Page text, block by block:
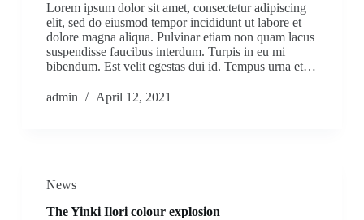
Lorem ipsum dolor sit amet, consectetur adipiscing
elit, sed do eiusmod tempor incididunt ut labore et
dolore magna aliqua. Pulvinar etiam non quam lacus
suspendisse faucibus interdum. Turpis in eu mi
bibendum. Est velit egestas dui id. Tempus urna et…
admin April 12, 2021
News
The Yinki Ilori colour explosion